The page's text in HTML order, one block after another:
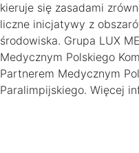
kieruje się zasadami
liczne inicjatywy z
środowiska. Grupa LUX
Medycznym Polskiego
Partnerem Medycznym
Paralimpijskiego. Więcej